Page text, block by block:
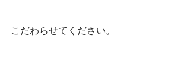
こだわらせてください。